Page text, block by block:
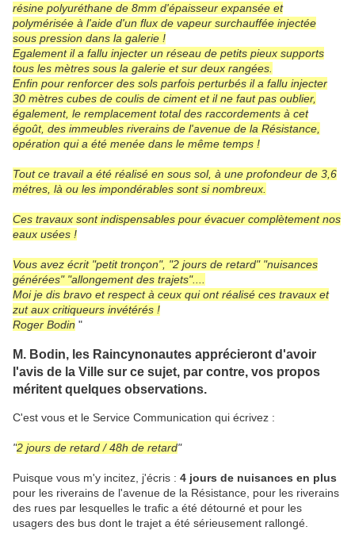
résine polyuréthane de 8mm d'épaisseur expansée et
polymérisée à l'aide d'un flux de vapeur surchauffée injectée
sous pression dans la galerie !
Egalement il a fallu injecter un réseau de petits pieux supports
tous les mètres sous la galerie et sur deux rangées.
Enfin pour renforcer des sols parfois perturbés il a fallu injecter
30 mètres cubes de coulis de ciment et il ne faut pas oublier,
également, le remplacement total des raccordements à cet
égoût, des immeubles riverains de l'avenue de la Résistance,
opération qui a été menée dans le même temps !
Tout ce travail a été réalisé en sous sol, à une profondeur de 3,6
métres, là ou les impondérables sont si nombreux.
Ces travaux sont indispensables pour évacuer complètement nos
eaux usées !
Vous avez écrit "petit tronçon", "2 jours de retard" "nuisances
générées" "allongement des trajets"....
Moi je dis bravo et respect à ceux qui ont réalisé ces travaux et
zut aux critiqueurs invétérés !
Roger Bodin "
M. Bodin, les Raincynonautes apprécieront d'avoir
l'avis de la Ville sur ce sujet, par contre, vos propos
méritent quelques observations.
C'est vous et le Service Communication qui écrivez :
"2 jours de retard / 48h de retard"
Puisque vous m'y incitez, j'écris : 4 jours de nuisances en plus
pour les riverains de l'avenue de la Résistance, pour les riverains
des rues par lesquelles le trafic a été détourné et pour les
usagers des bus dont le trajet a été sérieusement rallongé.